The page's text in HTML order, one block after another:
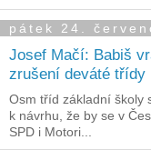
pátek 24.
Josef Mačí: Babiš
zrušení deváté třídy
Osm tříd základní školy
k návrhu, že by se v
SPD i Motori...